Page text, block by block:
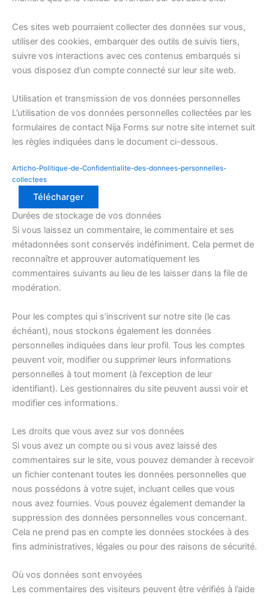
Ces sites web pourraient collecter des données sur vous,
utiliser des cookies, embarquer des outils de suivis tiers,
suivre vos interactions avec ces contenus embarqués si
vous disposez d’un compte connecté sur leur site web.
Utilisation et transmission de vos données personnelles
L’utilisation de vos données personnelles collectées par les
formulaires de contact Nija Forms sur notre site internet suit
les règles indiquées dans le document ci-dessous.
Articho-Politique-de-Confidentialite-des-donnees-personnelles-
collectees
Télécharger
Durées de stockage de vos données
Si vous laissez un commentaire, le commentaire et ses
métadonnées sont conservés indéfiniment. Cela permet de
reconnaître et approuver automatiquement les
commentaires suivants au lieu de les laisser dans la file de
modération.
Pour les comptes qui s’inscrivent sur notre site (le cas
échéant), nous stockons également les données
personnelles indiquées dans leur profil. Tous les comptes
peuvent voir, modifier ou supprimer leurs informations
personnelles à tout moment (à l’exception de leur
identifiant). Les gestionnaires du site peuvent aussi voir et
modifier ces informations.
Les droits que vous avez sur vos données
Si vous avez un compte ou si vous avez laissé des
commentaires sur le site, vous pouvez demander à recevoir
un fichier contenant toutes les données personnelles que
nous possédons à votre sujet, incluant celles que vous
nous avez fournies. Vous pouvez également demander la
suppression des données personnelles vous concernant.
Cela ne prend pas en compte les données stockées à des
fins administratives, légales ou pour des raisons de sécurité.
Où vos données sont envoyées
Les commentaires des visiteurs peuvent être vérifiés à l’aide